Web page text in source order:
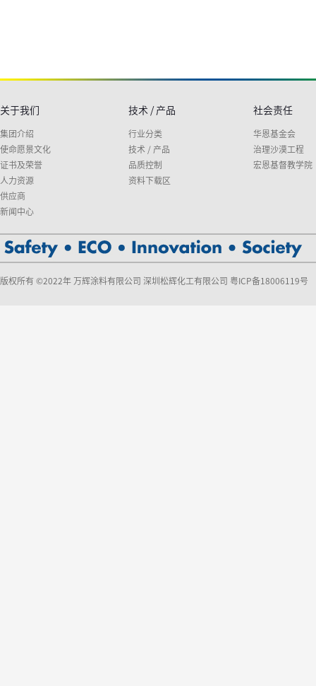
关于我们
集团介绍
使命愿景文化
证书及荣誉
人力资源
供应商
新闻中心
技术 / 产品
行业分类
技术 / 产品
品质控制
资料下载区
社会责任
华恩基金会
治理沙漠工程
宏恩基督教学院
版权所有 ©2022年 万辉涂料有限公司 深圳松辉化工有限公司 粤ICP备18006119号